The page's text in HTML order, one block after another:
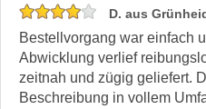
D. aus
Bestellvorgang war einfach
Abwicklung verlief
zeitnah und zügig geliefert.
Beschreibung in vollem